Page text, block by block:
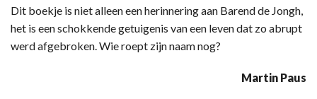
Dit boekje is niet alleen een herinnering aan Barend de Jongh,
het is een schokkende getuigenis van een leven dat zo abrupt
werd afgebroken. Wie roept zijn naam nog?
Martin Paus